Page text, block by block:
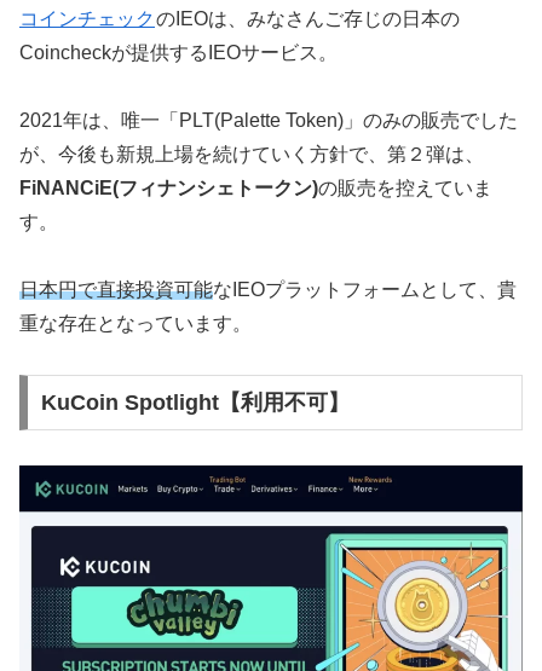
コインチェックのIEOは、みなさんご存じの日本の
Coincheckが提供するIEOサービス。
2021年は、唯一「PLT(Palette Token)」のみの販売でした
が、今後も新規上場を続けていく方針で、第２弾は、
FiNANCiE(フィナンシェトークン)の販売を控えていま
す。
日本円で直接投資可能なIEOプラットフォームとして、貴
重な存在となっています。
KuCoin Spotlight【利用不可】